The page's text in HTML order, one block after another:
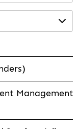
Management